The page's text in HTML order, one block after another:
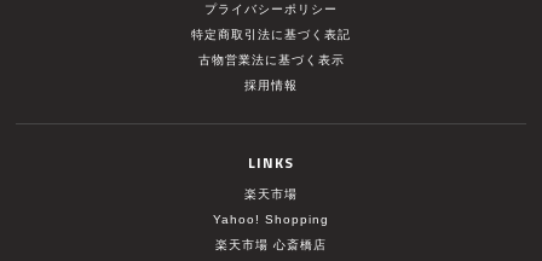
プライバシーポリシー
特定商取引法に基づく表記
古物営業法に基づく表示
採用情報
LINKS
楽天市場
Yahoo! Shopping
楽天市場 心斎橋店